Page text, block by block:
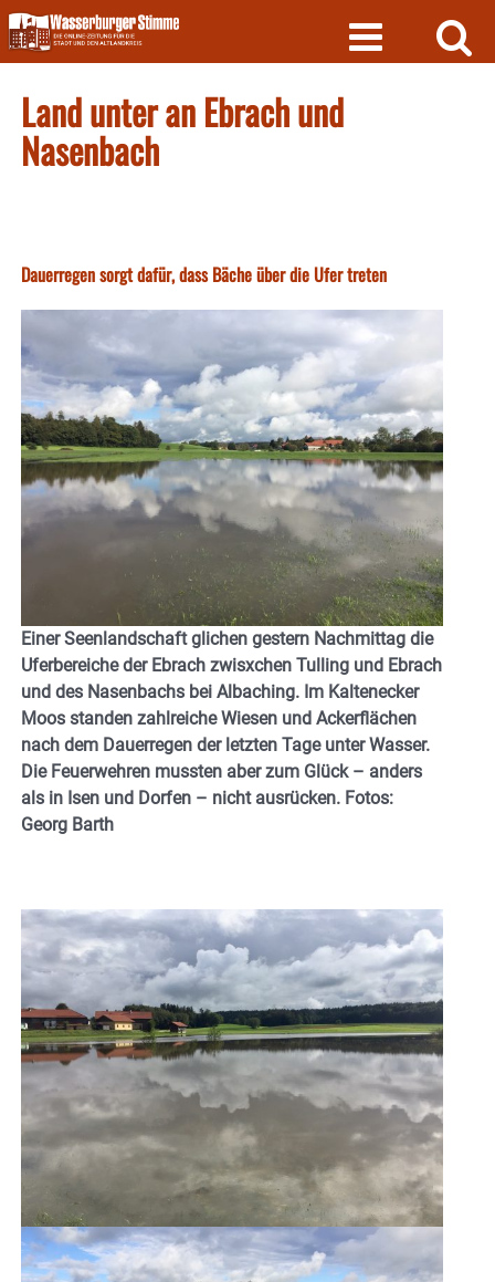
Skip
to
content
Land unter an Ebrach und
Nasenbach
Dauerregen sorgt dafür, dass Bäche über die Ufer treten
Einer Seenlandschaft glichen gestern Nachmittag die
Uferbereiche der Ebrach zwisxchen Tulling und Ebrach
und des Nasenbachs bei Albaching. Im Kaltenecker
Moos standen zahlreiche Wiesen und Ackerflächen
nach dem Dauerregen der letzten Tage unter Wasser.
Die Feuerwehren mussten aber zum Glück – anders
als in Isen und Dorfen – nicht ausrücken. Fotos:
Georg Barth